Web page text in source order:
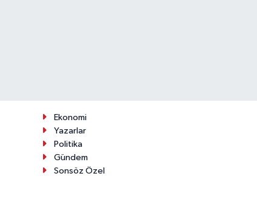
Ekonomi
Yazarlar
Politika
Gündem
Sonsöz Özel